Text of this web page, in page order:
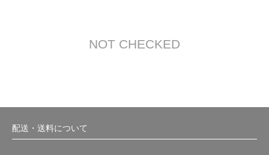
NOT CHECKED
配送・送料について